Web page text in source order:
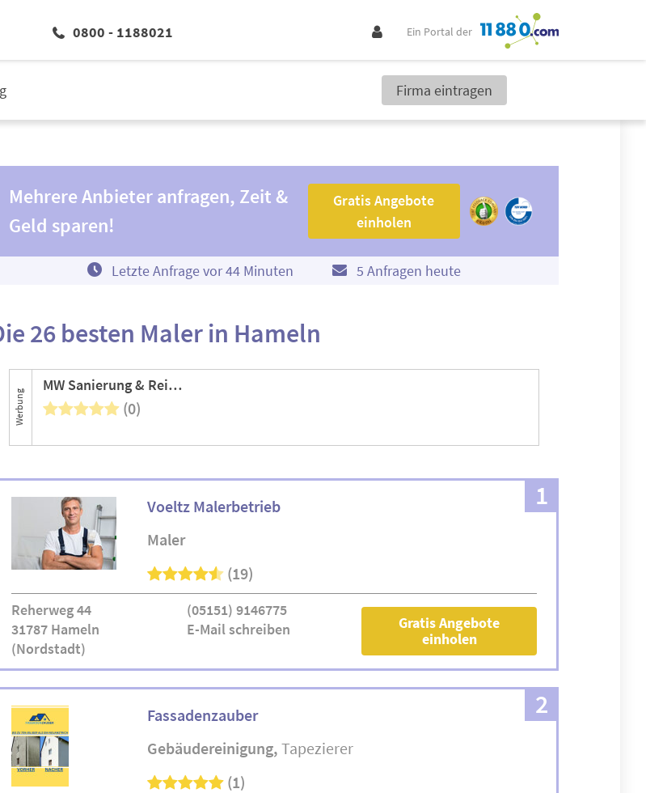
0800 - 1188021 Ein Portal der
Firma eintragen
Mehrere Anbieter anfragen, Zeit &
Geld sparen!
Gratis Angebote
einholen
Letzte Anfrage vor44 Minuten 5 Anfragen heute
26 besten Maler in Hameln
Werbung
MW Sanierung & Reinigung
(0)
1
Voeltz Malerbetrieb
Maler
(19)
Reherweg 44
31787 Hameln
(Nordstadt)
(05151) 9146775
E-Mail schreiben
Gratis Angebote
einholen
2
Fassadenzauber
Gebäudereinigung Tapezierer
(1)